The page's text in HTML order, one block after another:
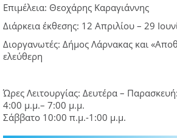
Επιμέλεια: Θεοχάρης Καραγιάννης
Διάρκεια έκθεσης: 12 Απριλίου – 29
Διοργανωτές: Δήμος Λάρνακας και
ελεύθερη
Ώρες Λειτουργίας: Δευτέρα –
4:00 μ.μ.– 7:00 μ.μ.
Σάββατο 10:00 π.μ.-1:00 μ.μ.